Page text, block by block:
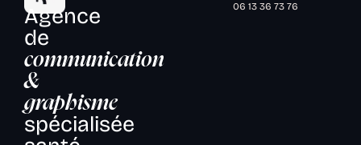
Agence
de
communication
&
graphisme
spécialisée
06 13 36 73 76